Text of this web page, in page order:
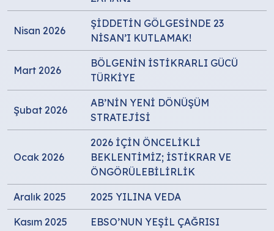
Nisan 2026
ŞİDDETİN GÖLGESİNDE 23
NİSAN’I KUTLAMAK!
Mart 2026
BÖLGENİN İSTİKRARLI GÜCÜ
TÜRKİYE
Şubat 2026
AB’NİN YENİ DÖNÜŞÜM
STRATEJİSİ
Ocak 2026
2026 İÇİN ÖNCELİKLİ
BEKLENTİMİZ; İSTİKRAR VE
ÖNGÖRÜLEBİLİRLİK
Aralık 2025 2025 YILINA VEDA
Kasım 2025 EBSO’NUN YEŞİL ÇAĞRISI